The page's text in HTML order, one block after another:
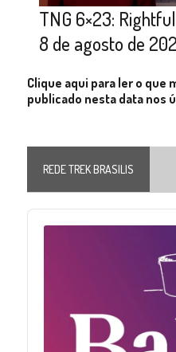
TNG 6×23:
8 de agosto de
Clique aqui para ler o que
publicado nesta data nos
REDE TREK BRASILIS
Audio
Player